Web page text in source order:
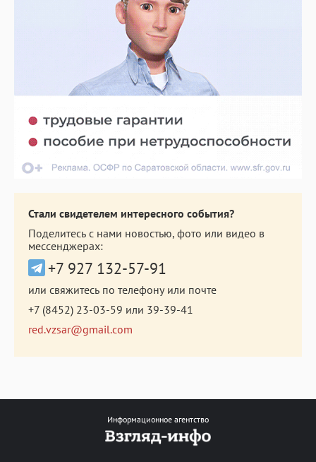
Стали свидетелем интересного события?
Поделитесь с нами новостью, фото или видео в
мессенджерах:
+7 927 132-57-91
или свяжитесь по телефону или почте
+7 (8452) 23-03-59 или 39-39-41
red.vzsar@gmail.com
Информационное агентство